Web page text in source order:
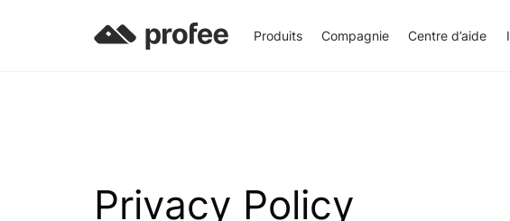
Produits Compagnie Centre d’aide
Privacy Policy